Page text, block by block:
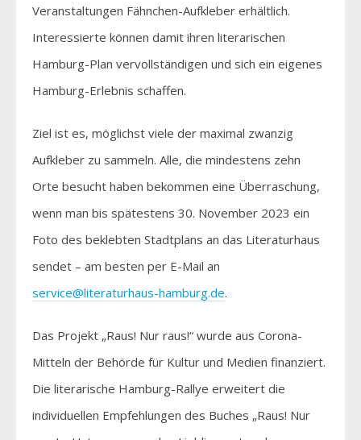
Veranstaltungen Fähnchen-Aufkleber erhältlich.
Interessierte können damit ihren literarischen
Hamburg-Plan vervollständigen und sich ein eigenes
Hamburg-Erlebnis schaffen.
Ziel ist es, möglichst viele der maximal zwanzig
Aufkleber zu sammeln. Alle, die mindestens zehn
Orte besucht haben bekommen eine Überraschung,
wenn man bis spätestens 30. November 2023 ein
Foto des beklebten Stadtplans an das Literaturhaus
sendet – am besten per E-Mail an
service@literaturhaus-hamburg.de.
Das Projekt „Raus! Nur raus!“ wurde aus Corona-
Mitteln der Behörde für Kultur und Medien finanziert.
Die literarische Hamburg-Rallye erweitert die
individuellen Empfehlungen des Buches „Raus! Nur